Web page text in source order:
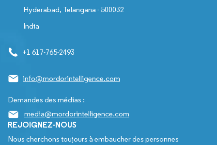
Hyderabad, Telangana - 500032
India
+1 617-765-2493
info@mordorintelligence.com
Demandes des médias :
media@mordorintelligence.com
REJOIGNEZ-NOUS
Nous cherchons toujours à embaucher des personnes